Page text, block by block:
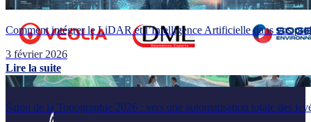
Comment intégrer le LiDAR et l’Intelligence Artificielle dans vos
3 février 2026
Lire la suite
Salon de la Topographie 2026 : vers une automatisation totale des